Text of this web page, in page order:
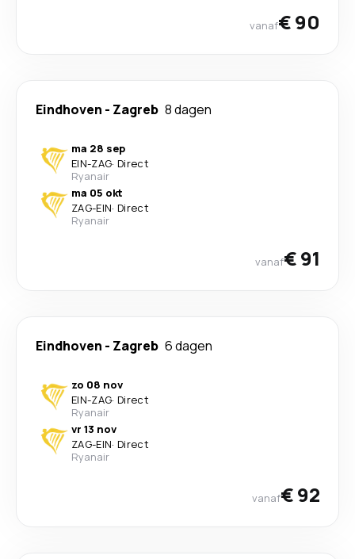
vanaf€ 90
Eindhoven - Zagreb 8 dagen
ma 28 sep
EIN-ZAG· Direct
Ryanair
ma 05 okt
ZAG-EIN· Direct
Ryanair
vanaf€ 91
Eindhoven - Zagreb 6 dagen
zo 08 nov
EIN-ZAG· Direct
Ryanair
vr 13 nov
ZAG-EIN· Direct
Ryanair
vanaf€ 92